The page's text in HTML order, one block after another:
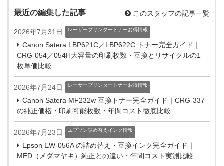
最近の編集した記事 このスタッフの記事一覧
2026年7月31日 レーザープリンタートナーお得情報
Canon Satera LBP621C／LBP622C トナー完全ガイド｜
CRG-054／054H大容量の印刷枚数・互換とリサイクルの1
枚単価比較
2026年7月24日 レーザープリンタートナーお得情報
Canon Satera MF232w 互換トナー完全ガイド｜CRG-337
の純正価格・印刷可能枚数・年間コスト徹底比較
2026年7月23日 エプソン詰め替えインク情報
Epson EW-056A の詰め替え・互換インク完全ガイド｜
MED（メダマヤキ）純正との違い・年間コスト実測比較